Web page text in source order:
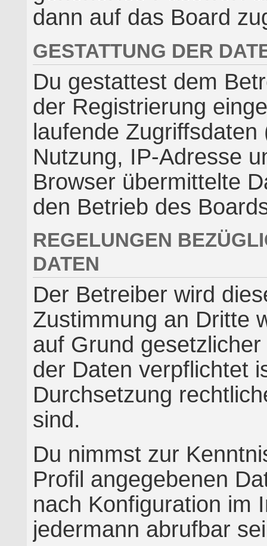
dann auf das Board
GESTATTUNG DER
Du gestattest dem
der Registrierung
laufende
Nutzung, IP-Adresse
Browser übermittelte
den Betrieb des
REGELUNGEN
DATEN
Der Betreiber wird
Zustimmung an Dritte
auf Grund
der Daten verpflichtet
Durchsetzung
sind.
Du nimmst zur
Profil angegebenen
nach Konfiguration im
jedermann abrufbar